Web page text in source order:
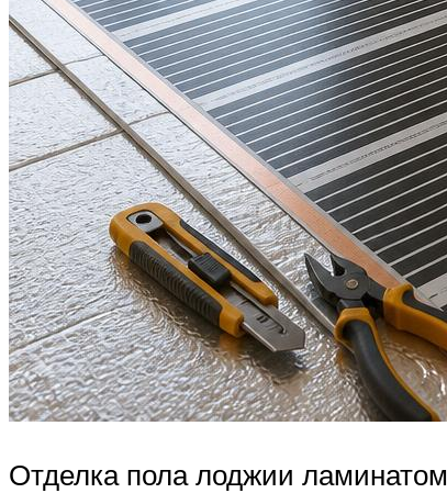
Отделка пола лоджии ламинатом